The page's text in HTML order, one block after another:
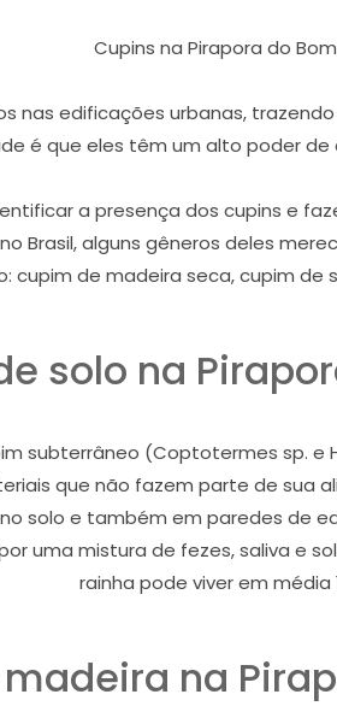
Cupins na Pirapora do
nas edificações urbanas,
é que eles têm um alto poder
a presença dos cupins e
Brasil, alguns gêneros deles
cupim de madeira seca, cupim de
solo na
subterrâneo (Coptotermes sp.
que não fazem parte de sua
solo e também em paredes de
uma mistura de fezes, saliva e
rainha pode viver em média
na